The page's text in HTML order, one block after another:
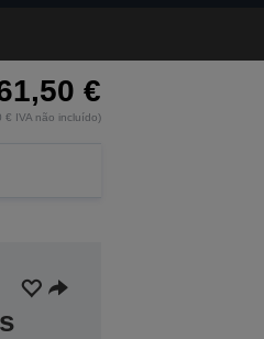
€
€ IVA não incluído)